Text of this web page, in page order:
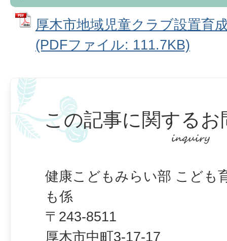
厚木市地域児童クラブ設置育
(PDFファイル: 111.7KB)
この記事に関するお
健康こどもみらい部 こども
も係
〒243-8511
厚木市中町3-17-17